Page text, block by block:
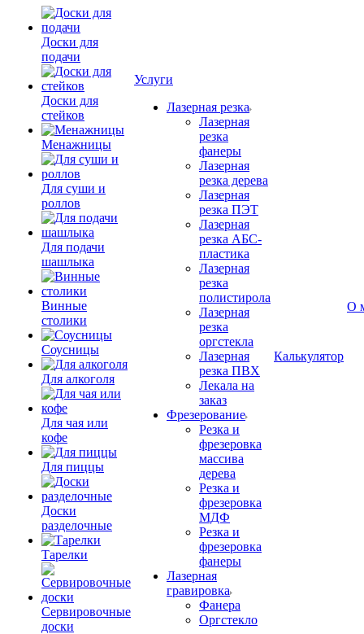
Доски для
подачи
Доски для
стейков
Менажницы
Для суши и
роллов
Для подачи
шашлыка
Винные
столики
Соусницы
Для алкоголя
Для чая или
кофе
Для пиццы
Доски
разделочные
Тарелки
Сервировочные
доски
Услуги
Лазерная резка
Лазерная
резка
фанеры
Лазерная
резка дерева
Лазерная
резка ПЭТ
Лазерная
резка АБС-
пластика
Лазерная
резка
полистирола
Лазерная
резка
оргстекла
Лазерная
резка ПВХ
Лекала на
заказ
Фрезерование
Резка и
фрезеровка
массива
дерева
Резка и
фрезеровка
МДФ
Резка и
фрезеровка
фанеры
Лазерная
гравировка
Фанера
Орг­стек­ло
Калькулятор
О